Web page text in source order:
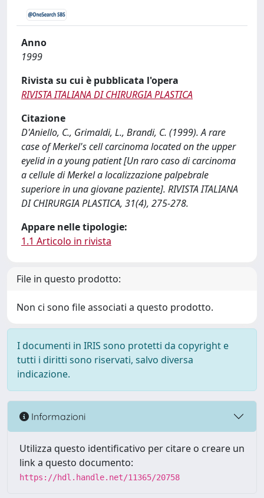
Anno
1999
Rivista su cui è pubblicata l'opera
RIVISTA ITALIANA DI CHIRURGIA PLASTICA
Citazione
D'Aniello, C., Grimaldi, L., Brandi, C. (1999). A rare
case of Merkel's cell carcinoma located on the upper
eyelid in a young patient [Un raro caso di carcinoma
a cellule di Merkel a localizzazione palpebrale
superiore in una giovane paziente]. RIVISTA ITALIANA
DI CHIRURGIA PLASTICA, 31(4), 275-278.
Appare nelle tipologie:
1.1 Articolo in rivista
File in questo prodotto:
Non ci sono file associati a questo prodotto.
I documenti in IRIS sono protetti da copyright e
tutti i diritti sono riservati, salvo diversa
indicazione.
Informazioni
Utilizza questo identificativo per citare o creare un
link a questo documento:
https://hdl.handle.net/11365/20758